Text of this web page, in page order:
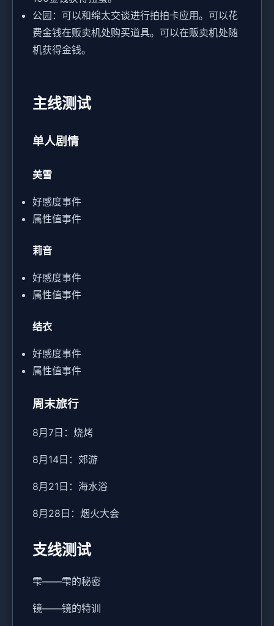
公园：可以和绵太交谈进行拍拍卡应用。可以花
费金钱在贩卖机处购买道具。可以在贩卖机处随
机获得金钱。
主线测试
单人剧情
美雪
好感度事件
属性值事件
莉音
好感度事件
属性值事件
结衣
好感度事件
属性值事件
周末旅行
8月7日：烧烤
8月14日：郊游
8月21日：海水浴
8月28日：烟火大会
支线测试
雫——雫的秘密
镜——镜的特训